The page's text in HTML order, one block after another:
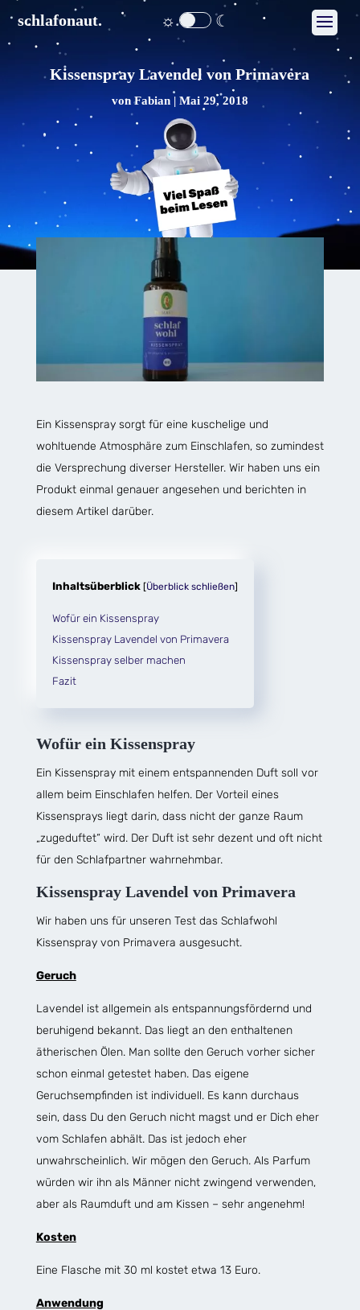
schlafonaut. ☼ ☾
Kissenspray Lavendel von Primavera
vonFabian| Mai 29, 2018
Ein Kissenspray sorgt für eine kuschelige und
wohltuende Atmosphäre zum Einschlafen, so zumindest
die Versprechung diverser Hersteller. Wir haben uns ein
Produkt einmal genauer angesehen und berichten in
diesem Artikel darüber.
Inhaltsüberblick [Überblick schließen]
Wofür ein Kissenspray
Kissenspray Lavendel von Primavera
Kissenspray selber machen
Fazit
Wofür ein Kissenspray
Ein Kissenspray mit einem entspannenden Duft soll vor
allem beim Einschlafen helfen. Der Vorteil eines
Kissensprays liegt darin, dass nicht der ganze Raum
„zugeduftet“ wird. Der Duft ist sehr dezent und oft nicht
für den Schlafpartner wahrnehmbar.
Kissenspray Lavendel von Primavera
Wir haben uns für unseren Test das Schlafwohl
Kissenspray von Primavera ausgesucht.
Geruch
Lavendel ist allgemein als entspannungsfördernd und
beruhigend bekannt. Das liegt an den enthaltenen
ätherischen Ölen. Man sollte den Geruch vorher sicher
schon einmal getestet haben. Das eigene
Geruchsempfinden ist individuell. Es kann durchaus
sein, dass Du den Geruch nicht magst und er Dich eher
vom Schlafen abhält. Das ist jedoch eher
unwahrscheinlich. Wir mögen den Geruch. Als Parfum
würden wir ihn als Männer nicht zwingend verwenden,
aber als Raumduft und am Kissen – sehr angenehm!
Kosten
Eine Flasche mit 30 ml kostet etwa 13 Euro.
Anwendung